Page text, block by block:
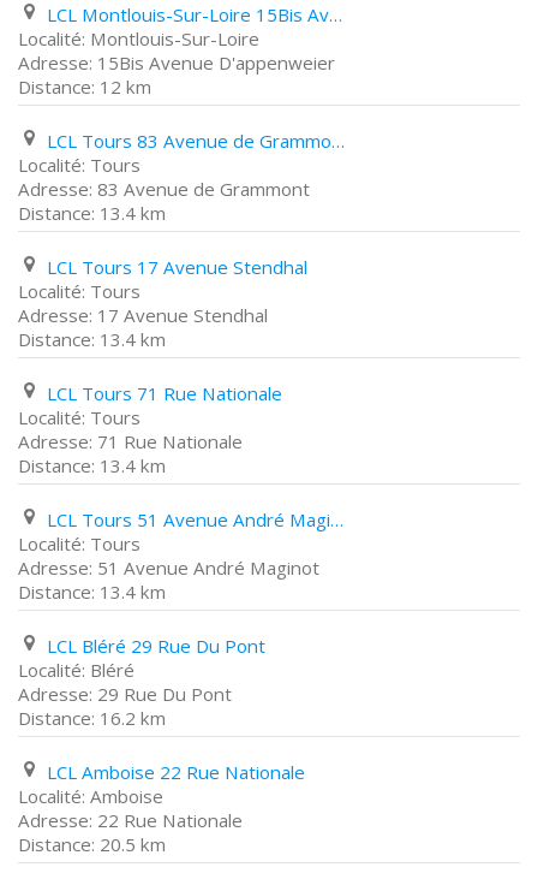
LCL Montlouis-Sur-Loire 15Bis Avenue D'appenweier
Montlouis-Sur-Loire
15Bis Avenue D'appenweier
12 km
LCL Tours 83 Avenue de Grammont
Tours
83 Avenue de Grammont
13.4 km
LCL Tours 17 Avenue Stendhal
Tours
17 Avenue Stendhal
13.4 km
LCL Tours 71 Rue Nationale
Tours
71 Rue Nationale
13.4 km
LCL Tours 51 Avenue André Maginot
Tours
51 Avenue André Maginot
13.4 km
LCL Bléré 29 Rue Du Pont
Bléré
29 Rue Du Pont
16.2 km
LCL Amboise 22 Rue Nationale
Amboise
22 Rue Nationale
20.5 km